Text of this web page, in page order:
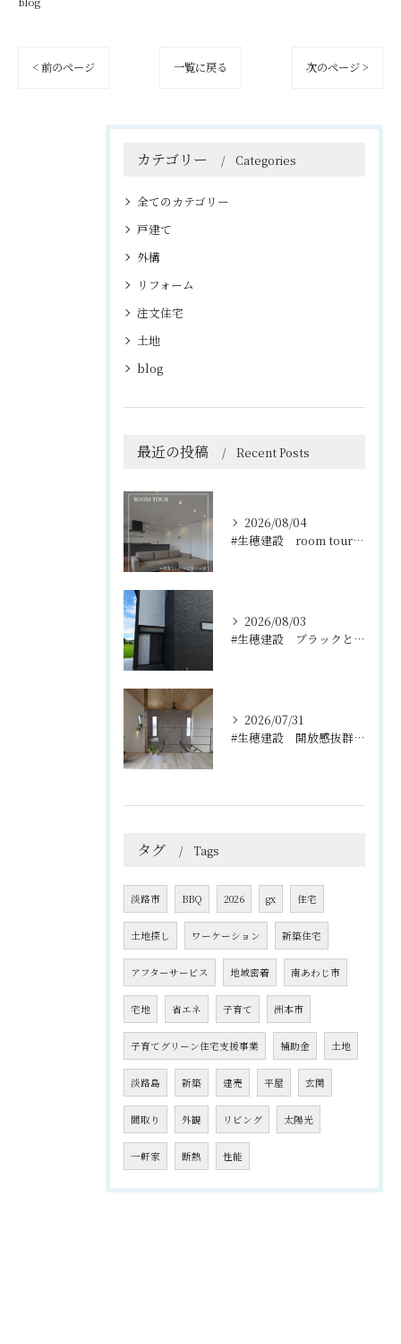
< 前のページ 一覧に戻る 次のページ >
カテゴリー Categories
全てのカテゴリー
戸建て
外構
リフォーム
注文住宅
土地
blog
最近の投稿 Recent Posts
2026/08/04
#生穂建設 room tour🏠
2026/08/03
#生穂建設 ブラックとグレーのコントラストがスタイリッシュな...
2026/07/31
#生穂建設 開放感抜群の吹き抜けと2階のフリースペース🌿
タグ Tags
淡路市 BBQ 2026 gx 住宅
土地探し ワーケーション 新築住宅
アフターサービス 地域密着 南あわじ市
宅地 省エネ 子育て 洲本市
子育てグリーン住宅支援事業 補助金 土地
淡路島 新築 建売 平屋 玄関
間取り 外観 リビング 太陽光
一軒家 断熱 性能